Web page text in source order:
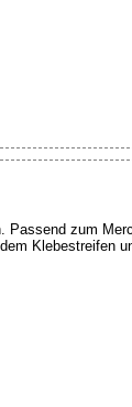
Passend zum
Klebestreifen